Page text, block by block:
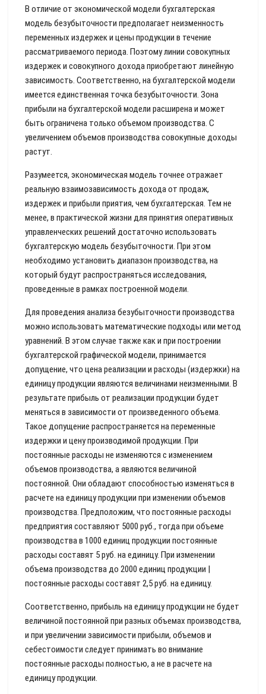
В отличие от экономической модели бухгалтерская
модель безубыточности предполагает неизменность
переменных издержек и цены продукции в течение
рассматриваемого периода. Поэтому линии совокупных
издержек и совокупного дохода приобретают линейную
зависимость. Соответственно, на бухгалтерской модели
имеется единственная точка безубыточности. Зона
прибыли на бухгалтерской модели расширена и может
быть ограничена только объемом производства. С
увеличением объемов производства совокупные доходы
растут.
Разумеется, экономическая модель точнее отражает
реальную взаимозависимость дохода от продаж,
издержек и прибыли приятия, чем бухгалтерская. Тем не
менее, в практической жизни для принятия оперативных
управленческих решений достаточно использовать
бухгалтерскую модель безубыточности. При этом
необходимо установить диапазон производства, на
который будут распространяться исследования,
проведенные в рамках построенной модели.
Для проведения анализа безубыточности производства
можно использовать математические подходы или метод
уравнений. В этом случае также как и при построении
бухгалтерской графической модели, принимается
допущение, что цена реализации и расходы (издержки) на
единицу продукции являются величинами неизменными. В
результате прибыль от реализации продукции будет
меняться в зависимости от произведенного объема.
Такое допущение распространяется на переменные
издержки и цену производимой продукции. При
постоянные расходы не изменяются с изменением
объемов производства, а являются величиной
постоянной. Они обладают способностью изменяться в
расчете на единицу продукции при изменении объемов
производства. Предположим, что постоянные расходы
предприятия составляют 5000 руб., тогда при объеме
производства в 1000 единиц продукции постоянные
расходы составят 5 руб. на единицу. При изменении
объема производства до 2000 единиц продукции |
постоянные расходы составят 2,5 руб. на единицу.
Соответственно, прибыль на единицу продукции не будет
величиной постоянной при разных объемах производства,
и при увеличении зависимости прибыли, объемов и
себестоимости следует принимать во внимание
постоянные расходы полностью, а не в расчете на
единицу продукции.